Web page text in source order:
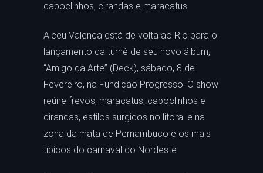
caboclinhos, cirandas e maracatus
Alceu Valença está de volta ao Rio para o
lançamento da turnê de seu novo álbum,
“Amigo da Arte” (Deck), sábado, 8 de
Fevereiro, na Fundição Progresso. O show
reúne frevos, maracatus, caboclinhos e
cirandas, estilos surgidos no litoral e na
zona da mata de Pernambuco e os mais
típicos do carnaval do Nordeste.